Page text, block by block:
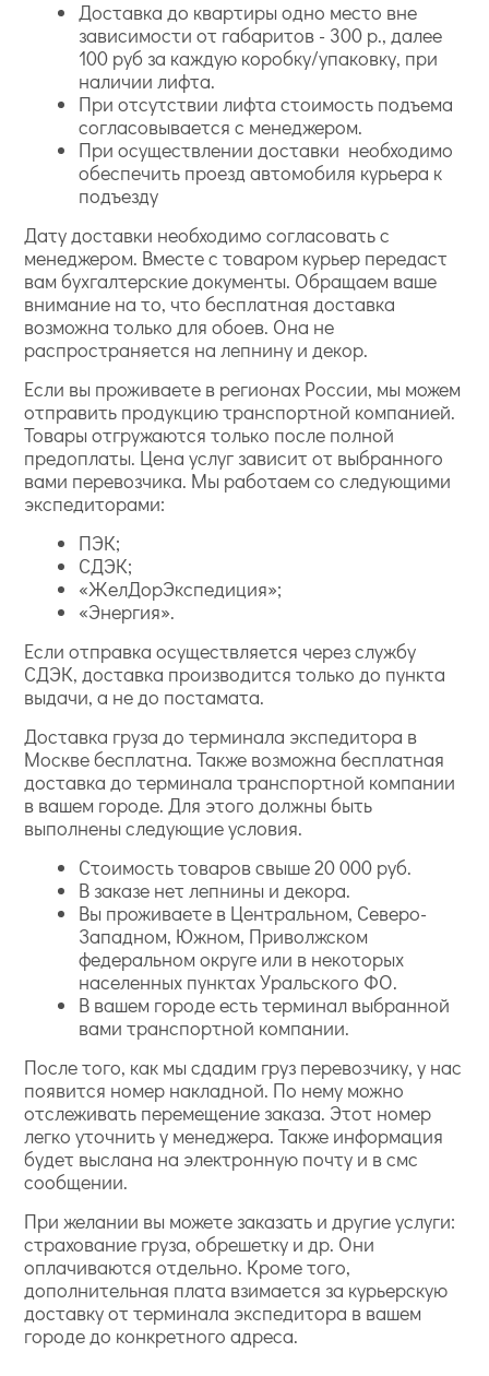
Доставка до квартиры одно место вне
зависимости от габаритов - 300 р., далее
100 руб за каждую коробку/упаковку, при
наличии лифта.
При отсутствии лифта стоимость подъема
согласовывается с менеджером.
При осуществлении доставки необходимо
обеспечить проезд автомобиля курьера к
подъезду
Дату доставки необходимо согласовать с
менеджером. Вместе с товаром курьер передаст
вам бухгалтерские документы. Обращаем ваше
внимание на то, что бесплатная доставка
возможна только для обоев. Она не
распространяется на лепнину и декор.
Если вы проживаете в регионах России, мы можем
отправить продукцию транспортной компанией.
Товары отгружаются только после полной
предоплаты. Цена услуг зависит от выбранного
вами перевозчика. Мы работаем со следующими
экспедиторами:
ПЭК;
СДЭК;
«ЖелДорЭкспедиция»;
«Энергия».
Если отправка осуществляется через службу
СДЭК, доставка производится только до пункта
выдачи, а не до постамата.
Доставка груза до терминала экспедитора в
Москве бесплатна. Также возможна бесплатная
доставка до терминала транспортной компании
в вашем городе. Для этого должны быть
выполнены следующие условия.
Стоимость товаров свыше 20 000 руб.
В заказе нет лепнины и декора.
Вы проживаете в Центральном, Северо-
Западном, Южном, Приволжском
федеральном округе или в некоторых
населенных пунктах Уральского ФО.
В вашем городе есть терминал выбранной
вами транспортной компании.
После того, как мы сдадим груз перевозчику, у нас
появится номер накладной. По нему можно
отслеживать перемещение заказа. Этот номер
легко уточнить у менеджера. Также информация
будет выслана на электронную почту и в смс
сообщении.
При желании вы можете заказать и другие услуги:
страхование груза, обрешетку и др. Они
оплачиваются отдельно. Кроме того,
дополнительная плата взимается за курьерскую
доставку от терминала экспедитора в вашем
городе до конкретного адреса.